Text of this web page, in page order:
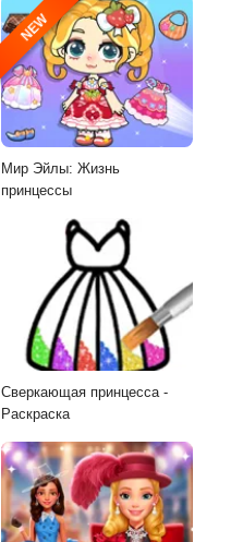
NEW
Мир Эйлы: Жизнь
принцессы
Сверкающая принцесса -
Раскраска